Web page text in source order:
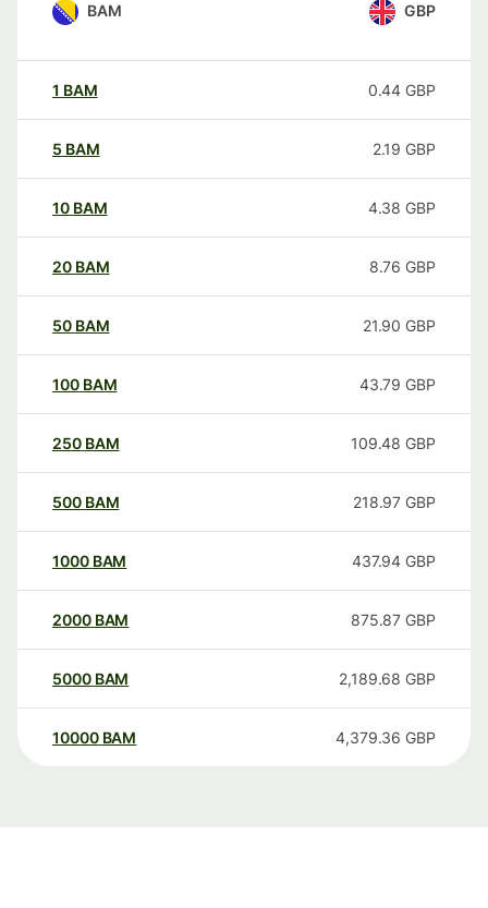
BAM GBP
1 BAM 0.44 GBP
5 BAM 2.19 GBP
10 BAM 4.38 GBP
20 BAM 8.76 GBP
50 BAM 21.90 GBP
100 BAM 43.79 GBP
250 BAM 109.48 GBP
500 BAM 218.97 GBP
1000 BAM 437.94 GBP
2000 BAM 875.87 GBP
5000 BAM 2,189.68 GBP
10000 BAM 4,379.36 GBP